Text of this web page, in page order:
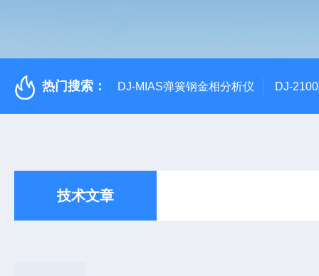
热门搜索： DJ-MIAS弹簧钢金相分析仪 DJ-
技术文章